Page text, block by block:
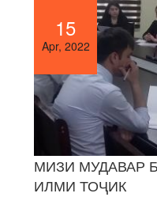
15
Apr, 2022
МИЗИ МУДАВАР
ИЛМИ ТОҶИК